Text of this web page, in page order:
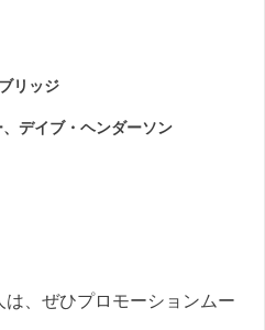
リッジ
デイブ・ヘンダーソン
、ぜひプロモーションムー